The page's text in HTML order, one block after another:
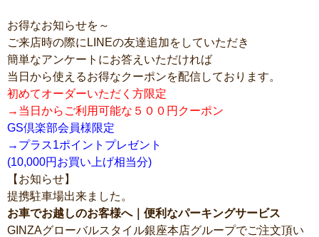
お得なお知らせを～
ご来店時の際にLINEの友達追加をしていただき
簡単なアンケートにお答えいただければ
当日から使えるお得なクーポンを配信しております。
初めてオーダーいただく方限定
→当日からご利用可能な５００ 円クーポン
GS倶楽部会員様限定
→プラス1ポイントプレゼント
(10,000円お買い上げ相当分)
【お知らせ】
提携駐車場出来ました。
お車でお越しのお客様へ｜便利なパーキングサービス
GINZAグローバルスタイル銀座本店グループでご注文頂い